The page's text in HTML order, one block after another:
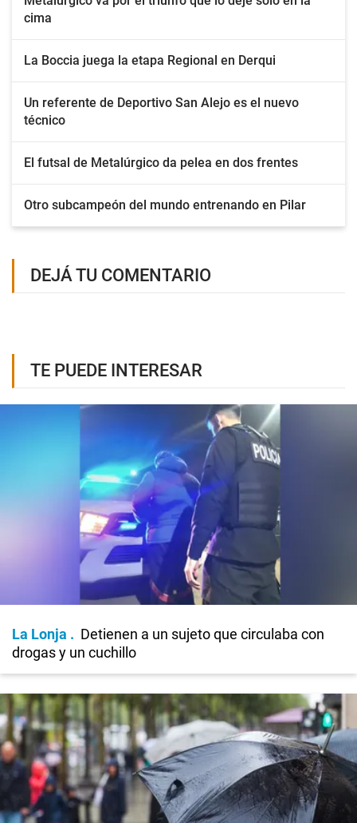
cima
La Boccia juega la etapa Regional en Derqui
Un referente de Deportivo San Alejo es el nuevo
técnico
El futsal de Metalúrgico da pelea en dos frentes
Otro subcampeón del mundo entrenando en Pilar
DEJÁ TU COMENTARIO
TE PUEDE INTERESAR
La Lonja
Detienen a un sujeto que circulaba con
drogas y un cuchillo